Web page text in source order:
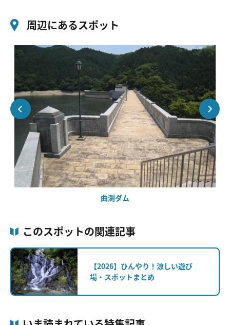
周辺にあるスポット
曲渕ダム
このスポットの関連記事
【2026】ひんやり！涼しい遊び
場・スポットまとめ